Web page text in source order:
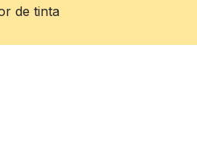
de tinta